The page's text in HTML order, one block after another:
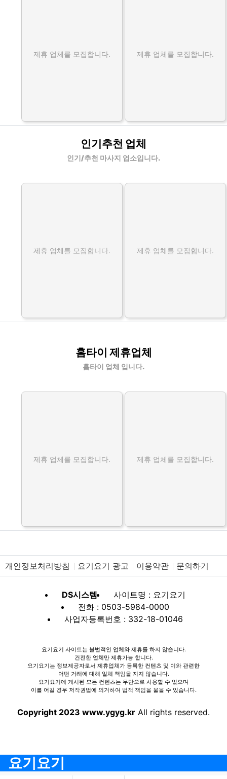
제휴 업체를 모집합니다. 제휴 업체를 모집합니다.
인기추천 업체
인기/추천 마사지 업소입니다.
제휴 업체를 모집합니다. 제휴 업체를 모집합니다.
홈타이 제휴업체
홈타이 업체 입니다.
제휴 업체를 모집합니다. 제휴 업체를 모집합니다.
개인정보처리방침 요기요기 광고 이용약관 문의하기
DS시스템
사이트명 : 요기요기
전화 : 0503-5984-0000
사업자등록번호 : 332-18-01046
요기요기 사이트는 불법적인 업체와 제휴를 하지 않습니다.
건전한 업체만 제휴가능 합니다.
요기요기는 정보제공자로서 제휴업체가 등록한 컨텐츠 및 이와 관련한
어떤 거래에 대해 일체 책임을 지지 않습니다.
요기요기에 게시된 모든 컨텐츠는 무단으로 사용할 수 없으며
이를 어길 경우 저작권법에 의거하여 법적 책임을 물을 수 있습니다.
Copyright 2023 www.ygyg.kr All rights reserved.
요기요기